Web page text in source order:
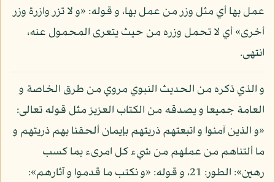
عمل بها أي مثل وزر من عمل بها، و قوله: «و لا تزر وازرة وزر
أخرى» أي لا تحمل وزره من حيث يتعرى المحمول عنه،
انتهى.
و الذي ذكره من الحديث النبوي مروي من طرق الخاصة و
العامة جميعا و يصدقه من الكتاب العزيز مثل قوله تعالى:
«و الذين آمنوا و اتبعتهم ذريتهم بإيمان ألحقنا بهم ذريتهم و
ما ألتناهم من عملهم من شيء كل امرىء بما كسب
رهين»: الطور: 21، و قوله: «و نكتب ما قدموا و آثارهم»: